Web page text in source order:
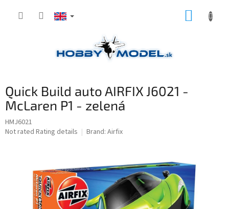
Quick Build auto AIRFIX J6021 -
McLaren P1 - zelená
HMJ6021
The
Not rated Rating details Brand: Airfix